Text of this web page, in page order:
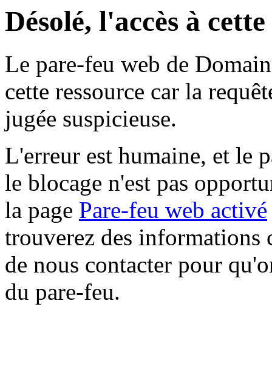
Désolé, l'accès à
Le pare-feu web de
cette ressource car la
jugée suspicieuse.
L'erreur est humaine, et le
le blocage n'est pas
la page Pare-feu web activé
trouverez des informations
de nous contacter pour
du pare-feu.